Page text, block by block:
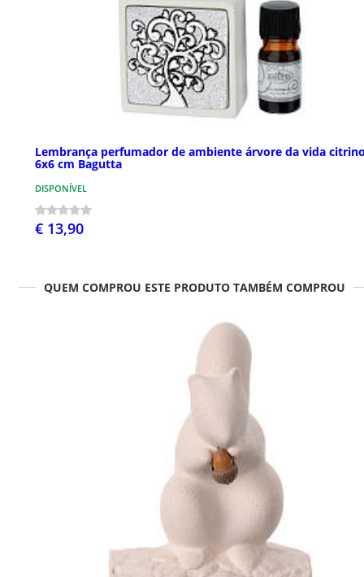
Lembrança perfumador de ambiente árvore da vida
6x6 cm Bagutta
DISPONÍVEL
€ 13,90
QUEM COMPROU ESTE PRODUTO TAMBÉM COMPROU